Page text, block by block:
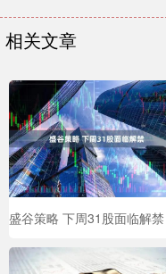
相关文章
盛谷策略 下周31股面临解禁